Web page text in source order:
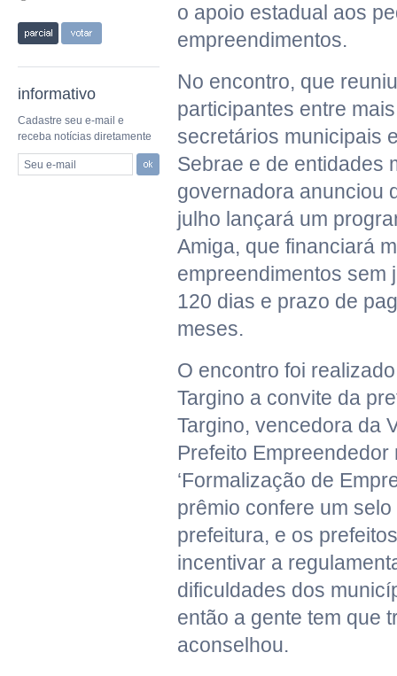
informativo
Cadastre seu e-mail e
receba notícias diretamente
Seu e-mail
o apoio estadual aos
empreendimentos.
No encontro, que
participantes entre
secretários municipais
Sebrae e de entidades
governadora anunciou
julho lançará um
Amiga, que financiará
empreendimentos sem
120 dias e prazo de
meses.
O encontro foi
Targino a convite da
Targino, vencedora da
Prefeito Empreendedor
‘Formalização de
prêmio confere um
prefeitura, e os
incentivar a
dificuldades dos
então a gente tem que
aconselhou.